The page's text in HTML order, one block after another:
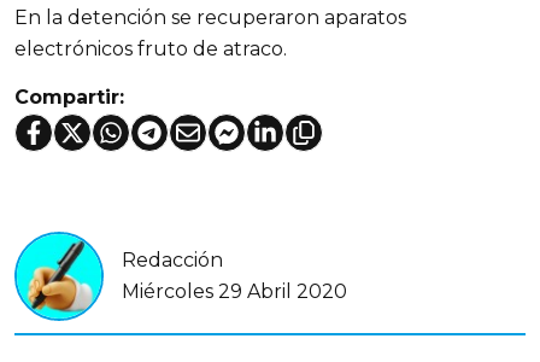
En la detención se recuperaron aparatos
electrónicos fruto de atraco.
Compartir:
Redacción
Miércoles 29 Abril 2020